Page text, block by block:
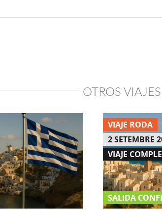
OTROS
VIAJE RODA
VIAJE
SALIDA
2 SETEMBRE